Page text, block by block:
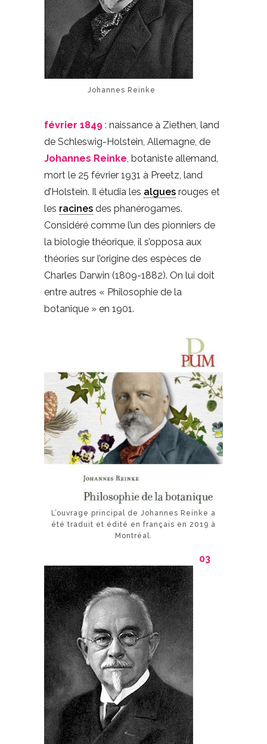
Johannes Reinke
février 1849 : naissance à Ziethen, land
de Schleswig-Holstein, Allemagne, de
Johannes Reinke, botaniste allemand,
mort le 25 février 1931 à Preetz, land
d’Holstein. Il étudia les algues rouges et
les racines des phanérogames.
Considéré comme l’un des pionniers de
la biologie théorique, il s’opposa aux
théories sur l’origine des espèces de
Charles Darwin (1809-1882). On lui doit
entre autres « Philosophie de la
botanique » en 1901.
L’ouvrage principal de Johannes Reinke a
été traduit et édité en français en 2019 à
Montréal.
03